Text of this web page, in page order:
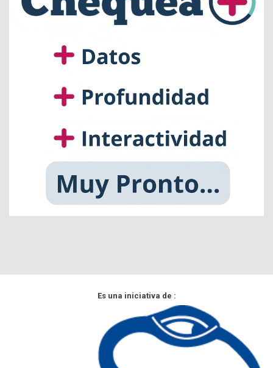
Es una iniciativa de :